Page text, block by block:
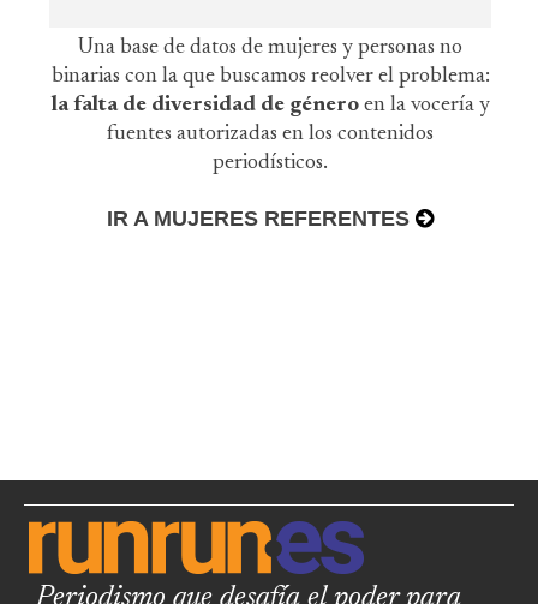
Una base de datos de mujeres y personas no
binarias con la que buscamos reolver el problema:
la falta de diversidad de género en la vocería y
fuentes autorizadas en los contenidos
periodísticos.
IR A MUJERES REFERENTES